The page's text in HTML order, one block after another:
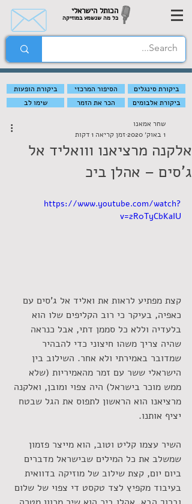
הכותל הישראלי
כל מה שנשמע במוזיקה
ביקורת הופעות הסיפור המרכזי
ביקורת סינגלים
שימו לב
הכר את הזמר ביקורת אלבומים
אלקנה מרציאנו ווואליד אל
ג'סים – אהלן ביכ
שחר אמאנו
1 באוק׳ 2020
זמן קריאה 1 דקות
https://www.youtube.com/watch?
v=2R0TyCbKaIU
קצת מפתיע לראות את ואליד אל ג'סים עם
כאפיה, בעיקר כי רוב הקליפים שלו הוא
בלעדיה וללא כל סממן דתי, אבל כנראה
שהיה צריך משהו חיצוני כדי להבהיר
שמדובר באמירתי ולא אחר. השילוב בין
הישראלי ששר עם זמר מהאמיריות (שלא
ממש מוכר בישראל) היה צפוי ומובן, ואלקנה
מרציאנו הוא הראשון לתפוס את הגל שבטח
יציף אותנו.
השיר עצמו קליט וטוב, הוא מייצר פזמון
שמשלב את כל המילים שבישראל מדברים
ביום יום, קצת שילוב של מוזיקה בדוואית
בעיבוד מקפיץ לצד טקסט די צפוי של שלום